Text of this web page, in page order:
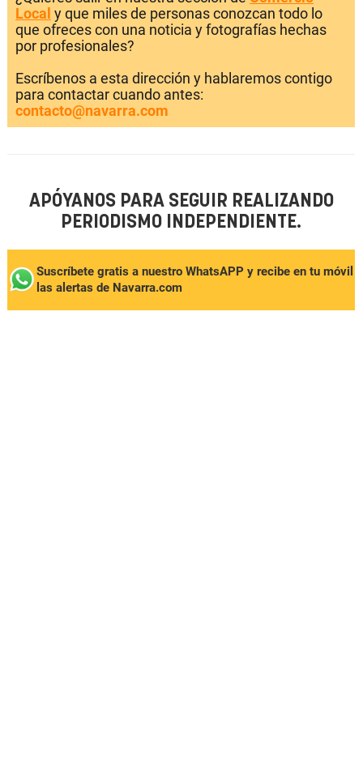
Local y que miles de personas conozcan todo lo
que ofreces con una noticia y fotografías hechas
por profesionales?
Escríbenos a esta dirección y hablaremos contigo
para contactar cuando antes:
contacto@navarra.com
APÓYANOS PARA SEGUIR REALIZANDO
PERIODISMO INDEPENDIENTE.
Suscríbete gratis a nuestro WhatsAPP y recibe en tu móvil
las alertas de Navarra.com